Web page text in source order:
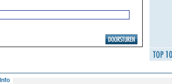
Info